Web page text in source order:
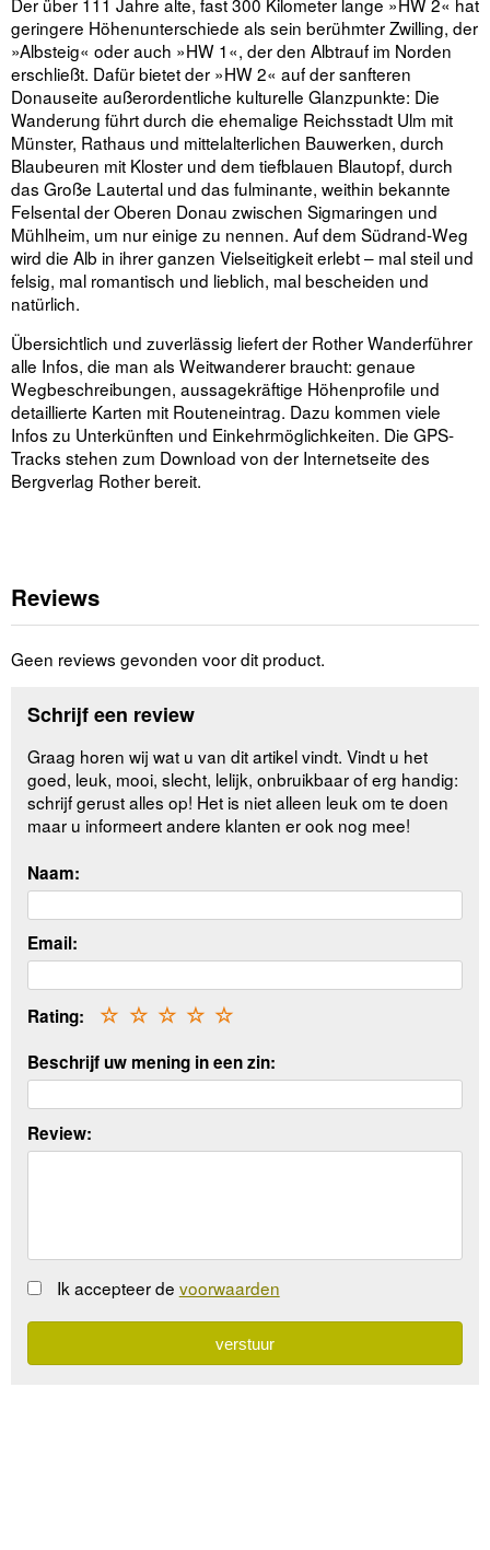
geringere Höhenunterschiede als sein berühmter Zwilling, der
»Albsteig« oder auch »HW 1«, der den Albtrauf im Norden
erschließt. Dafür bietet der »HW 2« auf der sanfteren
Donauseite außerordentliche kulturelle Glanzpunkte: Die
Wanderung führt durch die ehemalige Reichsstadt Ulm mit
Münster, Rathaus und mittelalterlichen Bauwerken, durch
Blaubeuren mit Kloster und dem tiefblauen Blautopf, durch
das Große Lautertal und das fulminante, weithin bekannte
Felsental der Oberen Donau zwischen Sigmaringen und
Mühlheim, um nur einige zu nennen. Auf dem Südrand-Weg
wird die Alb in ihrer ganzen Vielseitigkeit erlebt – mal steil und
felsig, mal romantisch und lieblich, mal bescheiden und
natürlich.
Übersichtlich und zuverlässig liefert der Rother Wanderführer
alle Infos, die man als Weitwanderer braucht: genaue
Wegbeschreibungen, aussagekräftige Höhenprofile und
detaillierte Karten mit Routeneintrag. Dazu kommen viele
Infos zu Unterkünften und Einkehrmöglichkeiten. Die GPS-
Tracks stehen zum Download von der Internetseite des
Bergverlag Rother bereit.
Reviews
Geen reviews gevonden voor dit product.
Schrijf een review
Graag horen wij wat u van dit artikel vindt. Vindt u het
goed, leuk, mooi, slecht, lelijk, onbruikbaar of erg handig:
schrijf gerust alles op! Het is niet alleen leuk om te doen
maar u informeert andere klanten er ook nog mee!
Naam:
Email:
Rating: ☆
☆
☆
☆
☆
Beschrijf uw mening in een zin:
Review:
Ik accepteer de voorwaarden